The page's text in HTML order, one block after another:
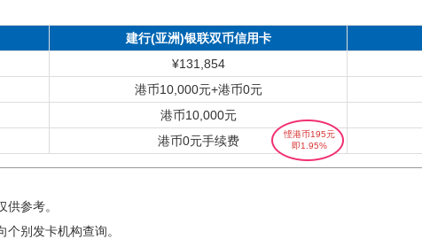
建行(亚洲)银联双币信用卡
¥131,854
港币10,000元+港币0元
港币10,000元
港币0元手续费
悭港币195元
即1.95%
参考。
别发卡机构查询。